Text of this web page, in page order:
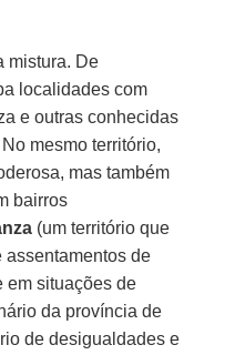
mistura. De
localidades com
e outras conhecidas
mesmo território,
mas também
bairros
(um território que
assentamentos de
em situações de
da província de
de desigualdades e